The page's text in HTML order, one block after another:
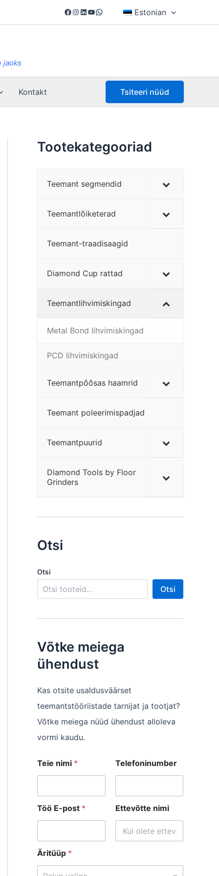
Facebook
Instagram
LinkedIn
YouTube
WhatsApp Estonian
jaoks
Kontakt Tsiteeri nüüd
Tootekategooriad
Teemant segmendid
Teemantlõiketerad
Teemant-traadisaagid
Diamond Cup rattad
Teemantlihvimiskingad
Metal Bond lihvimiskingad
PCD lihvimiskingad
Teemantpõõsas haamrid
Teemant poleerimispadjad
Teemantpuurid
Diamond Tools by Floor
Grinders
Otsi
Otsi
Otsi
Võtke meiega
ühendust
Kas otsite usaldusväärset
teemantstööriistade tarnijat ja tootjat?
Võtke meiega nüüd ühendust alloleva
vormi kaudu.
Teie nimi * Telefoninumber
Töö E-post * Ettevõtte nimi
Äritüüp *